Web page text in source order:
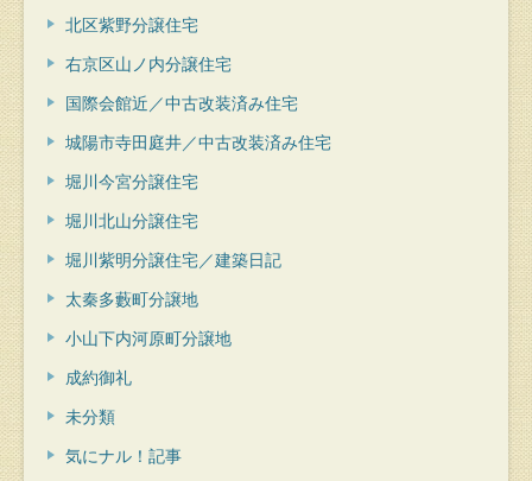
北区紫野分譲住宅
右京区山ノ内分譲住宅
国際会館近／中古改装済み住宅
城陽市寺田庭井／中古改装済み住宅
堀川今宮分譲住宅
堀川北山分譲住宅
堀川紫明分譲住宅／建築日記
太秦多藪町分譲地
小山下内河原町分譲地
成約御礼
未分類
気にナル！記事